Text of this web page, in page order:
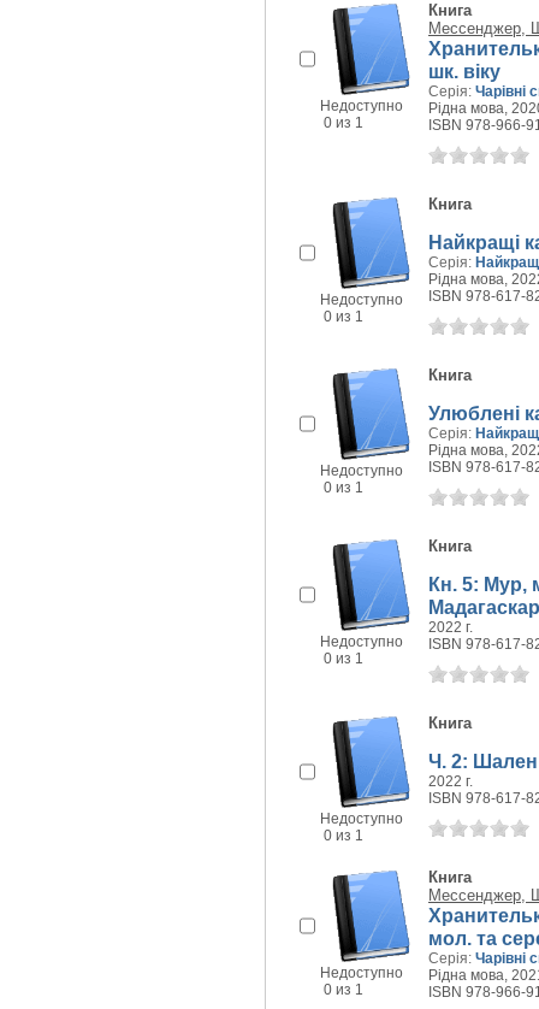
Недоступно
0 из 1
Книга
Мессенджер,
шк. віку
Серія: Чарівні
Рідна мова,
ISBN 978-966-
Недоступно
0 из 1
Книга
Найкращі
Серія:
Рідна мова,
ISBN 978-617-
Недоступно
0 из 1
Книга
Улюблені
Серія:
Рідна мова,
ISBN 978-617-
Недоступно
0 из 1
Книга
Кн. 5: Мур,
Мадагаскар
2022 г.
ISBN 978-617-
Недоступно
0 из 1
Книга
Ч. 2:
2022 г.
ISBN 978-617-
Недоступно
0 из 1
Книга
Мессенджер,
мол. та
Серія: Чарівні
Рідна мова,
ISBN 978-966-